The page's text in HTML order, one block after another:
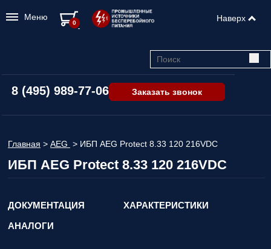
8 (495) 989-77-06 Заказать звонок
Главная > AEG > ИБП AEG Protect 8.33 120 216VDC
ИБП AEG Protect 8.33 120 216VDC
ДОКУМЕНТАЦИЯ
ХАРАКТЕРИСТИКИ
АНАЛОГИ
Меню Наверх
0